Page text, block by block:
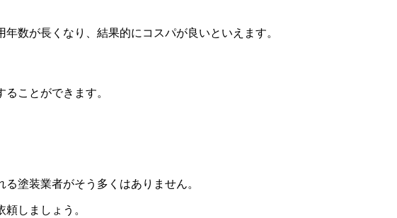
数が長くなり、結果的にコスパが良いといえます。
ことができます。
塗装業者がそう多くはありません。
しましょう。